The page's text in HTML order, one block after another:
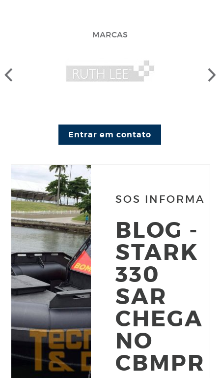
MARCAS
Entrar em contato
SOS INFORMA
BLOG -
STARK
330
SAR
CHEGA
NO
CBMPR